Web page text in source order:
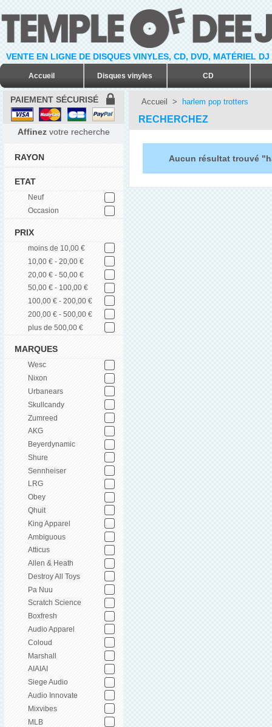
VENTE EN LIGNE DE DISQUES VINYLES, CD, DVD, MATÉRIEL
Accueil Disques vinyles CD
PAIEMENT SÉCURISÉ
Affinez votre recherche
RAYON
ETAT
Neuf
Occasion
PRIX
moins de 10,00 €
10,00 € - 20,00 €
20,00 € - 50,00 €
50,00 € - 100,00 €
100,00 € - 200,00 €
200,00 € - 500,00 €
plus de 500,00 €
MARQUES
Wesc
Nixon
Urbanears
Skullcandy
Zumreed
AKG
Beyerdynamic
Shure
Sennheiser
LRG
Obey
Qhuit
King Apparel
Ambiguous
Atticus
Allen & Heath
Destroy All Toys
Pa Nuu
Scratch Science
Boxfresh
Audio Apparel
Coloud
Marshall
AIAIAI
Siege Audio
Audio Innovate
Mixvibes
MLB
Accueil > harlem pop trotters
RECHERCHEZ
Aucun résultat trouvé